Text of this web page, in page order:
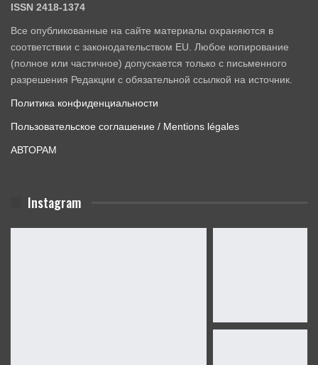
ISSN 2418-1374
Все опубликованные на сайте материалы охраняются в
соответствии с законодательством EU. Любое копирование
(полное или частичное) допускается только с письменного
разрешения Редакции с обязательной ссылкой на источник.
Политика конфиденциальности
Пользовательское соглашение / Mentions légales
АВТОРАМ
Instagram